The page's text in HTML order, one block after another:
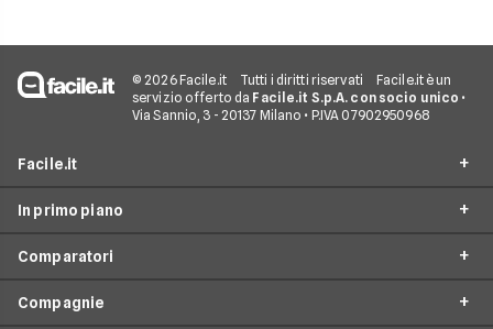
© 2026 Facile.it Tutti i diritti riservati
Facile.it è un
servizio offerto da Facile.it S.p.A. con socio unico •
Via Sannio, 3 - 20137 Milano • P.IVA 07902950968
Facile.it
Assicurazioni
Prestiti
In primo piano
Offerte Fibra
Offerte ADSL
Comparatori
Migliore Connessione Internet
Compagnie